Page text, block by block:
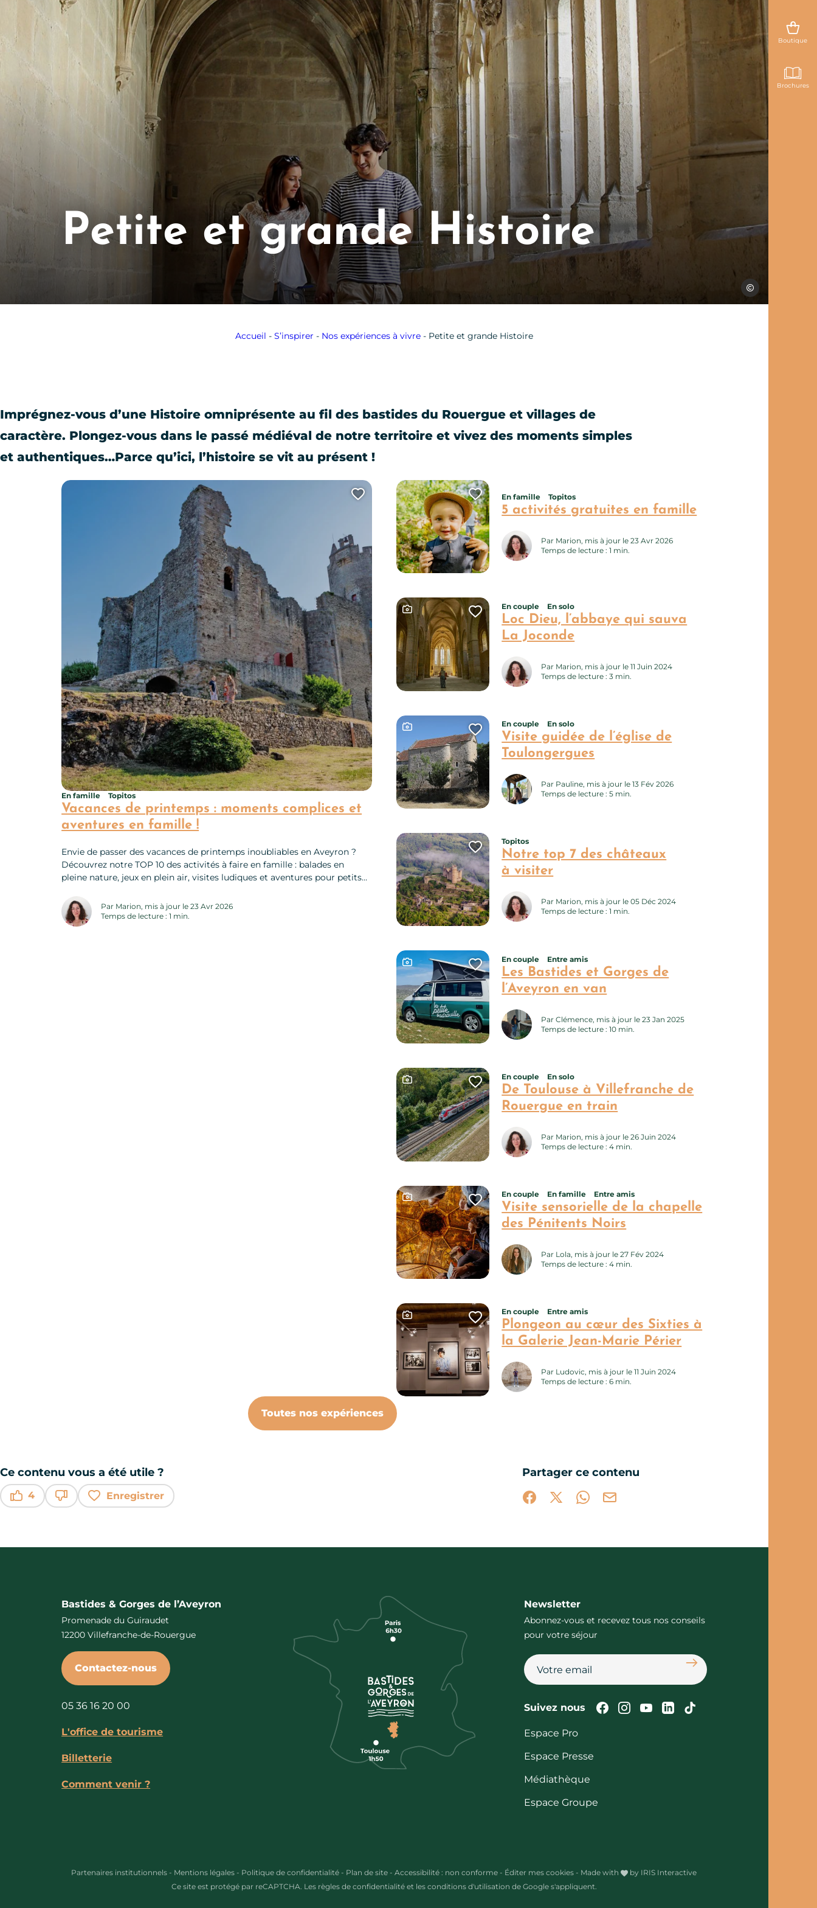
Les Conteurs
Petite et grande Histoire
Accueil - S’inspirer - Nos expériences à vivre - Petite et grande Histoire
Boutique
Brochures
Imprégnez-vous d’une Histoire omniprésente au fil des bastides du Rouergue et villages de
caractère. Plongez-vous dans le passé médiéval de notre territoire et vivez des moments simples
et authentiques…Parce qu’ici, l’histoire se vit au présent !
Vacances de printemps : moments complices et
aventures en famille !
En famille Topitos
Envie de passer des vacances de printemps inoubliables en Aveyron ?
Découvrez notre TOP 10 des activités à faire en famille : balades en
pleine nature, jeux en plein air, visites ludiques et aventures pour petits
d’activités famille pour les vacances
Par Marion, mis à jour le 23 Avr 2026
Temps de lecture : 1 min.
Ajouter cette page au carnet de voyage ?
5 activités gratuites en famille
En famille Topitos
Par Marion, mis à jour le 23 Avr 2026
Temps de lecture : 1 min.
Ajouter cette page au carnet de voyage ?
Loc Dieu, l’abbaye qui sauva
La Joconde
En couple En solo
Par Marion, mis à jour le 11 Juin 2024
Temps de lecture : 3 min.
Ce contenu contient une galerie photo
Ajouter cette page au carnet de voyage ?
Visite guidée de l’église de
Toulongergues
En couple En solo
Par Pauline, mis à jour le 13 Fév 2026
Temps de lecture : 5 min.
Ce contenu contient une galerie photo
Ajouter cette page au carnet de voyage ?
Notre top 7 des châteaux
à visiter
Topitos
Par Marion, mis à jour le 05 Déc 2024
Temps de lecture : 1 min.
Ajouter cette page au carnet de voyage ?
Les Bastides et Gorges de
l’Aveyron en van
En couple Entre amis
Par Clémence, mis à jour le 23 Jan 2025
Temps de lecture : 10 min.
Ce contenu contient une galerie photo
Ajouter cette page au carnet de voyage ?
De Toulouse à Villefranche de
Rouergue en train
En couple En solo
Par Marion, mis à jour le 26 Juin 2024
Temps de lecture : 4 min.
Ce contenu contient une galerie photo
Ajouter cette page au carnet de voyage ?
Visite sensorielle de la chapelle
des Pénitents Noirs
En couple En famille Entre amis
Par Lola, mis à jour le 27 Fév 2024
Temps de lecture : 4 min.
Ce contenu contient une galerie photo
Ajouter cette page au carnet de voyage ?
Plongeon au cœur des Sixties à
la Galerie Jean-Marie Périer
En couple Entre amis
Par Ludovic, mis à jour le 11 Juin 2024
Temps de lecture : 6 min.
Ce contenu contient une galerie photo
Ajouter cette page au carnet de voyage ?
Toutes nos expériences
Ce contenu vous a été utile ?
4
Enregistrer
Partager ce contenu
Partager sur Facebook (nouvelle fenêtre)
Partager sur X / Twitter (nouvelle fenêtre)
Partager sur WhatsApp
Partager par mail
Bastides & Gorges de l’Aveyron
Promenade du Guiraudet
12200 Villefranche-de-Rouergue
Contactez-nous
05 36 16 20 00
L'office de tourisme
Billetterie
Comment venir ?
Newsletter
Abonnez-vous et recevez tous nos conseils
pour votre séjour
S'abonner
Suivez nous Suivez-nous sur Facebook
Suivez-nous sur Instagram
Suivez-nous sur Youtube
Suivez-nous sur
Espace Pro
Espace Presse
Médiathèque
Espace Groupe
Partenaires institutionnels - Mentions légales - Politique de confidentialité - Plan de site - Accessibilité : non conforme - Éditer mes cookies - Made with by IRIS Interactive
Ce site est protégé par reCAPTCHA. Les règles de confidentialitéet les conditions d'utilisation de Google s'appliquent.